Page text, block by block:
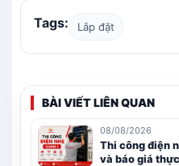
Tags: Lắp đặt
BÀI VIẾT LIÊN QUAN
08/08/2026
Thi công điện
và báo giá